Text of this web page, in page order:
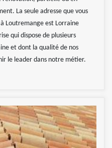
La seule adresse que vous
Loutremange est Lorraine
qui dispose de plusieurs
et dont la qualité de nos
le leader dans notre métier.